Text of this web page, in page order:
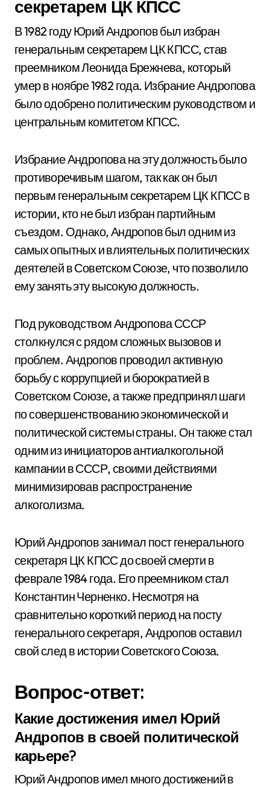
секретарем ЦК КПСС
В 1982 году Юрий Андропов был избран
генеральным секретарем ЦК КПСС, став
преемником Леонида Брежнева, который
умер в ноябре 1982 года. Избрание Андропова
было одобрено политическим руководством и
центральным комитетом КПСС.
Избрание Андропова на эту должность было
противоречивым шагом, так как он был
первым генеральным секретарем ЦК КПСС в
истории, кто не был избран партийным
съездом. Однако, Андропов был одним из
самых опытных и влиятельных политических
деятелей в Советском Союзе, что позволило
ему занять эту высокую должность.
Под руководством Андропова СССР
столкнулся с рядом сложных вызовов и
проблем. Андропов проводил активную
борьбу с коррупцией и бюрократией в
Советском Союзе, а также предпринял шаги
по совершенствованию экономической и
политической системы страны. Он также стал
одним из инициаторов антиалкогольной
кампании в СССР, своими действиями
минимизировав распространение
алкоголизма.
Юрий Андропов занимал пост генерального
секретаря ЦК КПСС до своей смерти в
феврале 1984 года. Его преемником стал
Константин Черненко. Несмотря на
сравнительно короткий период на посту
генерального секретаря, Андропов оставил
свой след в истории Советского Союза.
Вопрос-ответ:
Какие достижения имел Юрий
Андропов в своей политической
карьере?
Юрий Андропов имел много достижений в